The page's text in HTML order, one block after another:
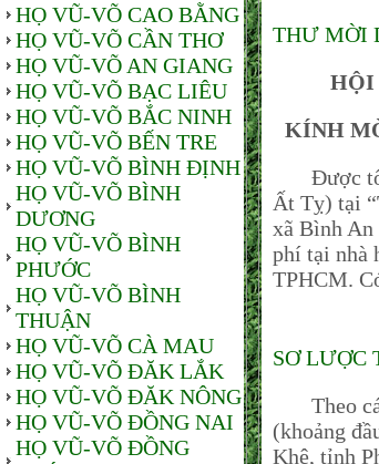
HỌ VŨ-VÕ CAO BẰNG
HỌ VŨ-VÕ CẦN THƠ
HỌ VŨ-VÕ AN GIANG
HỌ VŨ-VÕ BẠC LIÊU
HỌ VŨ-VÕ BẮC NINH
HỌ VŨ-VÕ BẾN TRE
HỌ VŨ-VÕ BÌNH ĐỊNH
HỌ VŨ-VÕ BÌNH
DƯƠNG
HỌ VŨ-VÕ BÌNH
PHƯỚC
HỌ VŨ-VÕ BÌNH
THUẬN
HỌ VŨ-VÕ CÀ MAU
HỌ VŨ-VÕ ĐĂK LẮK
HỌ VŨ-VÕ ĐĂK NÔNG
HỌ VŨ-VÕ ĐỒNG NAI
HỌ VŨ-VÕ ĐỒNG
THƯ MỜI
HỘI
KÍNH
Được tổ
Ất Tỵ) tại “
xã Bình
phí tại nhà
TPHCM.
SƠ LƯỢC
Theo các
(khoảng
Khê, tỉnh